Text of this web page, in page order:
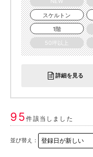
スケルトン
1階
50坪以上
詳細を見る
95件該当しました
並び替え：